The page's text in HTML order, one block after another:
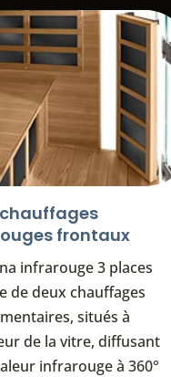
frontaux
infrarouge 3 places
de deux chauffages
situés à
de la vitre, diffusant
infrarouge à 360°